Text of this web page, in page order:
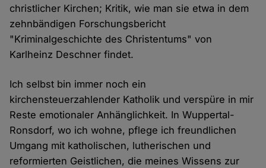
christlicher Kirchen; Kritik, wie man sie etwa in dem
zehnbändigen Forschungsbericht
"Kriminalgeschichte des Christentums" von
Karlheinz Deschner findet.
Ich selbst bin immer noch ein
kirchensteuerzahlender Katholik und verspüre in mir
Reste emotionaler Anhänglichkeit. In Wuppertal-
Ronsdorf, wo ich wohne, pflege ich freundlichen
Umgang mit katholischen, lutherischen und
reformierten Geistlichen, die meines Wissens zur